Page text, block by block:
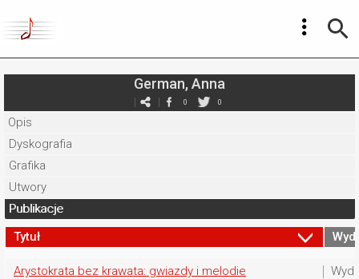
German, Anna
0 0
Opis
Dyskografia
Grafika
Utwory
Publikacje
Tytuł
Arystokrata bez krawata: gwiazdy i melodie